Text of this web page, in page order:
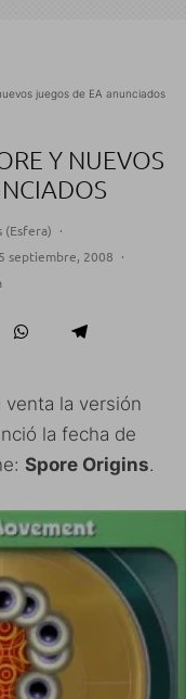
juegos de EA anunciados
Y NUEVOS
(Esfera) ·
5 septiembre, 2008 ·
venta la versión
la fecha de
Spore Origins.